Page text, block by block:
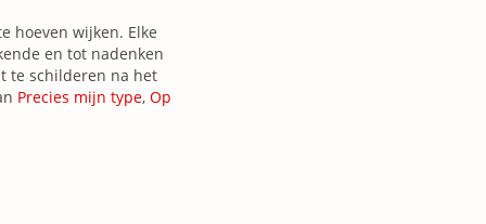
hoeven wijken. Elke
en tot nadenken
te schilderen na het
Precies mijn type, Op